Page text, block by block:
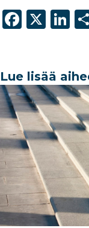
F
e
b
o
o
k
X
Li
e
dI
n
Lue lisää